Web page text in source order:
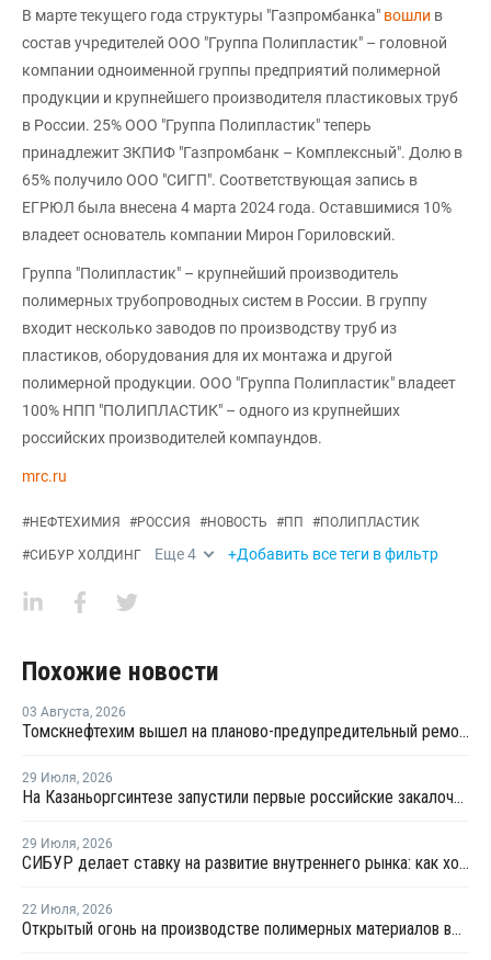
В марте текущего года структуры "Газпромбанка" вошли в
состав учредителей ООО "Группа Полипластик" – головной
компании одноименной группы предприятий полимерной
продукции и крупнейшего производителя пластиковых труб
в России. 25% ООО "Группа Полипластик" теперь
принадлежит ЗКПИФ "Газпромбанк – Комплексный". Долю в
65% получило ООО "СИГП". Соответствующая запись в
ЕГРЮЛ была внесена 4 марта 2024 года. Оставшимися 10%
владеет основатель компании Мирон Гориловский.
Группа "Полипластик" – крупнейший производитель
полимерных трубопроводных систем в России. В группу
входит несколько заводов по производству труб из
пластиков, оборудования для их монтажа и другой
полимерной продукции. ООО "Группа Полипластик" владеет
100% НПП "ПОЛИПЛАСТИК" – одного из крупнейших
российских производителей компаундов.
mrc.ru
#НЕФТЕХИМИЯ #РОССИЯ #НОВОСТЬ #ПП #ПОЛИПЛАСТИК
#СИБУР ХОЛДИНГ Еще4 +Добавить все теги в фильтр
Похожие новости
03 Августа, 2026
Томскнефтехим вышел на планово-предупредительный ремонт
29 Июля, 2026
На Казаньоргсинтезе запустили первые российские закалочно-испарительные аппараты
29 Июля, 2026
СИБУР делает ставку на развитие внутреннего рынка: как холдинг стимулирует спрос на полимеры в ритейле
22 Июля, 2026
Открытый огонь на производстве полимерных материалов во Всеволожске